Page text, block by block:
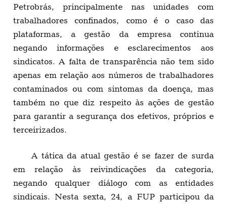
Petrobrás, principalmente nas unidades com
trabalhadores confinados, como é o caso das
plataformas, a gestão da empresa continua
negando informações e esclarecimentos aos
sindicatos. A falta de transparência não tem sido
apenas em relação aos números de trabalhadores
contaminados ou com sintomas da doença, mas
também no que diz respeito às ações de gestão
para garantir a segurança dos efetivos, próprios e
terceirizados.
A tática da atual gestão é se fazer de surda
em relação às reivindicações da categoria,
negando qualquer diálogo com as entidades
sindicais. Nesta sexta, 24, a FUP participou da